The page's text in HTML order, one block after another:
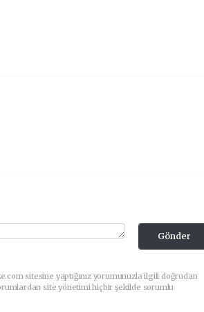
Gönder
sitesine yaptığınız yorumunuzla ilgili doğrudan
site yönetimi hiçbir şekilde sorumlu